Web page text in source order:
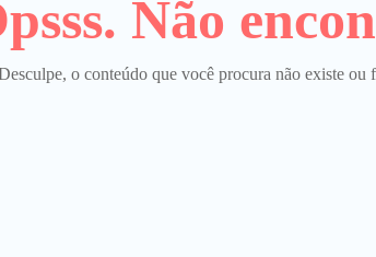
Não
o conteúdo que você procura não existe ou